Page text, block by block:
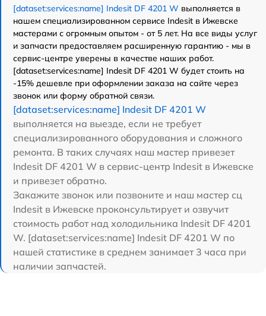
[dataset:services:name] Indesit DF 4201 W выполняется в
нашем специализированном сервисе Indesit в Ижевске
мастерами с огромным опытом - от 5 лет. На все виды услуг
и запчасти предоставляем расширенную гарантию - мы в
сервис-центре уверены в качестве наших работ.
[dataset:services:name] Indesit DF 4201 W будет стоить на
-15% дешевле при оформлении заказа на сайте через
звонок или форму обратной связи.
[dataset:services:name] Indesit DF 4201 W
выполняется на выезде, если не требует
специализированного оборудования и сложного
ремонта. В таких случаях наш мастер привезет
Indesit DF 4201 W в сервис-центр Indesit в Ижевске
и привезет обратно.
Закажите звонок или позвоните и наш мастер сц
Indesit в Ижевске проконсультирует и озвучит
стоимость работ над холодильника Indesit DF 4201
W. [dataset:services:name] Indesit DF 4201 W по
нашей статистике в среднем занимает 3 часа при
наличии запчастей.